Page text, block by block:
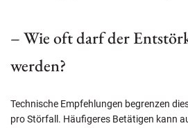
– Wie oft darf der
werden?
Technische Empfehlungen begrenzen
pro Störfall. Häufigeres Betätigen kann